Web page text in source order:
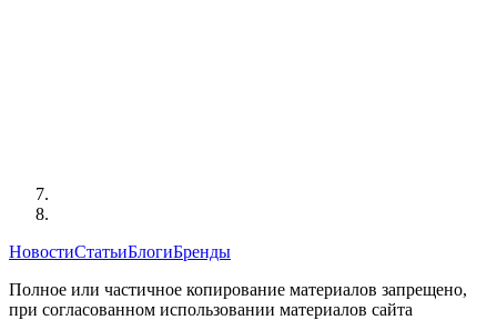
НовостиСтатьиБлогиБренды
Полное или частичное копирование материалов запрещено,
при согласованном использовании материалов сайта